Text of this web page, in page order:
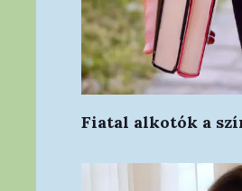
Fiatal alkotók a